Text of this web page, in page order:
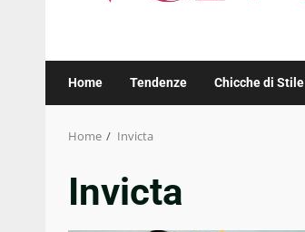
Home Tendenze Chicche di Stile
Home Invicta
Invicta